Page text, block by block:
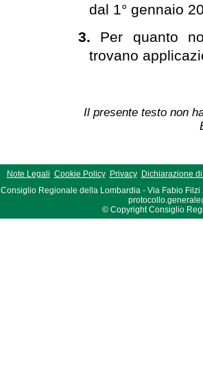
dal 1° gennaio
3. Per quanto
trovano
Il presente testo non
Note Legali Cookie Policy Privacy
Dichiarazione
Consiglio Regionale della Lombardia - Via Fabio Filzi
© Copyright Consiglio